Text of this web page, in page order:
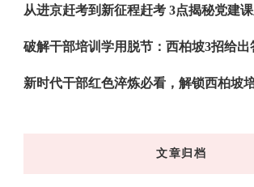
从进京赶考到新征程赶考 3点揭秘党建
破解干部培训学用脱节：西柏坡3招给出
新时代干部红色淬炼必看，解锁西柏坡
文章归档